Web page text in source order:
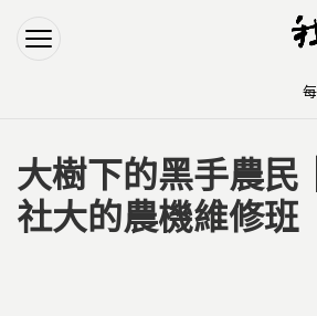
Jump to
Jump to Main
您在這裡
大樹下的黑手農民
社大的農機維修班